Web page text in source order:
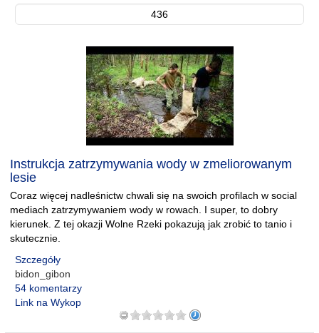
436
Instrukcja zatrzymywania wody w zmeliorowanym
lesie
Coraz więcej nadleśnictw chwali się na swoich profilach w social
mediach zatrzymywaniem wody w rowach. I super, to dobry
kierunek. Z tej okazji Wolne Rzeki pokazują jak zrobić to tanio i
skutecznie.
Szczegóły
bidon_gibon
54 komentarzy
Link na Wykop